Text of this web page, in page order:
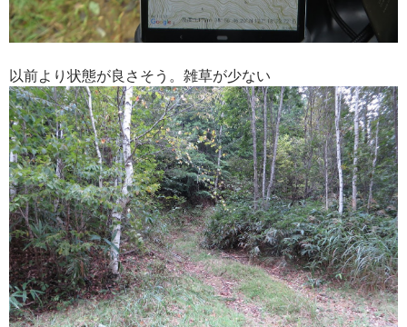
以前より状態が良さそう。雑草が少ない